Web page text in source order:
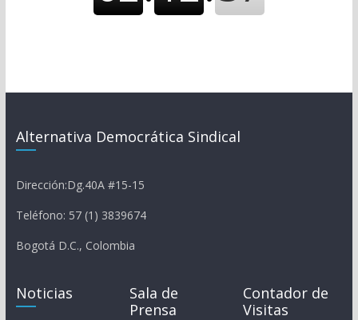
Alternativa Democrática Sindical
Dirección:Dg.40A #15-15
Teléfono: 57 (1) 3839674
Bogotá D.C., Colombia
Noticias
Sala de
Prensa
Contador de
Visitas